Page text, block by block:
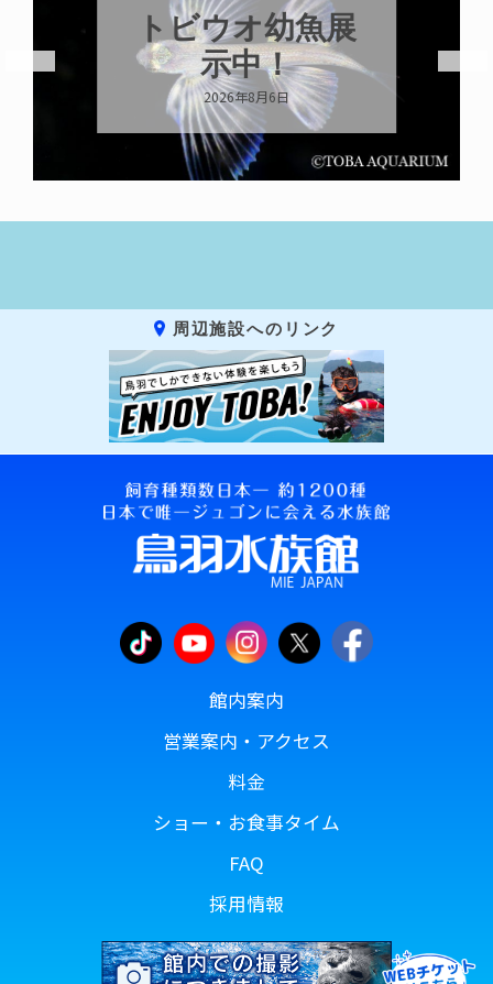
トビウオ幼魚展
示中！
2026年8月6日
周辺施設へのリンク
館内案内
営業案内・アクセス
料金
ショー・お食事タイム
FAQ
採用情報